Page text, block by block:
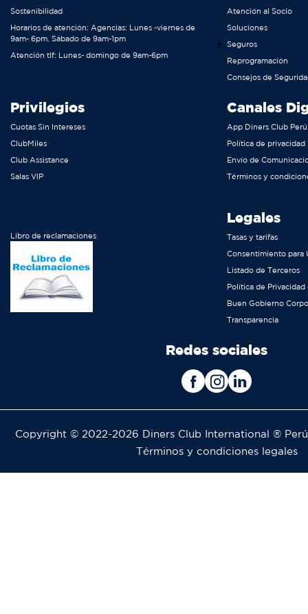
Sostenibilidad
Horarios de atención: Agencias: Lunes -viernes de
9am- 6pm. Sábado de 9am-1pm
Atención tlf: Lunes- domingo de 9am-6pm
Atención al Socio
Soluciones
Seguros
Reprogramación
Consejos de
Privilegios
Cuotas Sin Intereses
ClubMiles
Club Assistance
Salas VIP
Canales
App Diners Club Perú
Política de privacidad
Envío de
Términos y
Legales
Tasas y tarifas
Consentimiento para
Listado de Terceros
Política de Privacidad
Buen Gobierno
Transparencia
Redes sociales
Libro de reclamaciones
Copyright © 2022-2026 Diners Club International ®
Pie
de
Términos y condiciones legales